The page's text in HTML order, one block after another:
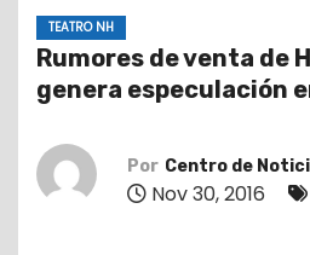
TEATRO NH
Rumores de venta de
genera especulación
Por Centro de
Nov 30, 2016